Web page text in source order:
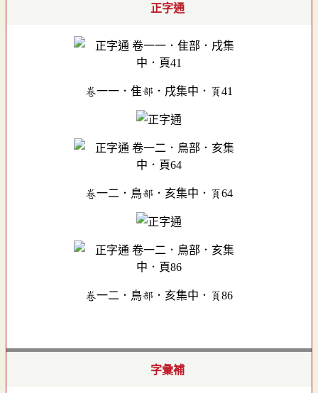
正字通
卷一一．隹部．戌集中．頁41
卷一二．鳥部．亥集中．頁64
卷一二．鳥部．亥集中．頁86
字彙補